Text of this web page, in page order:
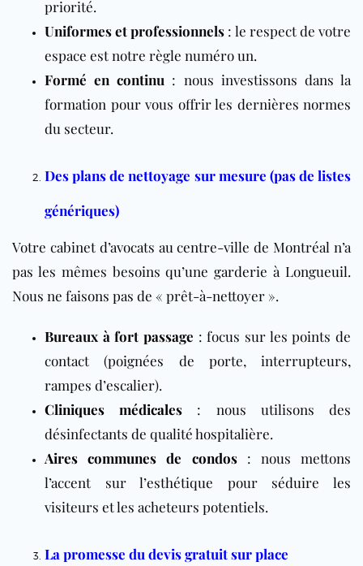
priorité.
Uniformes et professionnels : le respect de votre
espace est notre règle numéro un.
Formé en continu : nous investissons dans la
formation pour vous offrir les dernières normes
du secteur.
Des plans de nettoyage sur mesure (pas de listes
génériques)
Votre cabinet d’avocats au centre-ville de Montréal n’a
pas les mêmes besoins qu’une garderie à Longueuil.
Nous ne faisons pas de « prêt-à-nettoyer ».
Bureaux à fort passage : focus sur les points de
contact (poignées de porte, interrupteurs,
rampes d’escalier).
Cliniques médicales : nous utilisons des
désinfectants de qualité hospitalière.
Aires communes de condos: nous mettons
l’accent sur l’esthétique pour séduire les
visiteurs et les acheteurs potentiels.
La promesse du devis gratuit sur place